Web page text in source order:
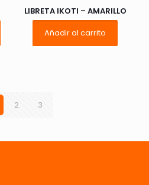
LIBRETA IKOTI – AMARILLO
Añadir al carrito
2 3